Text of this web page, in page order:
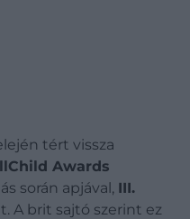
tért vissza
Awards
során apjával, III.
A brit sajtó szerint ez